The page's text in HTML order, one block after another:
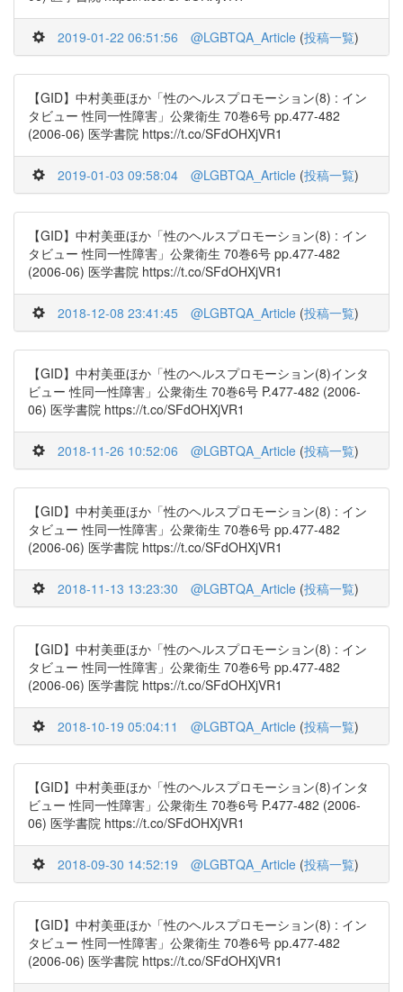
2019-01-22 06:51:56 @LGBTQA_Article (投稿一覧)
【GID】中村美亜ほか「性のヘルスプロモーション(8) : イン
タビュー 性同一性障害」公衆衛生 70巻6号 pp.477-482
(2006-06) 医学書院 https://t.co/SFdOHXjVR1
2019-01-03 09:58:04 @LGBTQA_Article (投稿一覧)
【GID】中村美亜ほか「性のヘルスプロモーション(8) : イン
タビュー 性同一性障害」公衆衛生 70巻6号 pp.477-482
(2006-06) 医学書院 https://t.co/SFdOHXjVR1
2018-12-08 23:41:45 @LGBTQA_Article (投稿一覧)
【GID】中村美亜ほか「性のヘルスプロモーション(8)インタ
ビュー 性同一性障害」公衆衛生 70巻6号 P.477-482 (2006-
06) 医学書院 https://t.co/SFdOHXjVR1
2018-11-26 10:52:06 @LGBTQA_Article (投稿一覧)
【GID】中村美亜ほか「性のヘルスプロモーション(8) : イン
タビュー 性同一性障害」公衆衛生 70巻6号 pp.477-482
(2006-06) 医学書院 https://t.co/SFdOHXjVR1
2018-11-13 13:23:30 @LGBTQA_Article (投稿一覧)
【GID】中村美亜ほか「性のヘルスプロモーション(8) : イン
タビュー 性同一性障害」公衆衛生 70巻6号 pp.477-482
(2006-06) 医学書院 https://t.co/SFdOHXjVR1
2018-10-19 05:04:11 @LGBTQA_Article (投稿一覧)
【GID】中村美亜ほか「性のヘルスプロモーション(8)インタ
ビュー 性同一性障害」公衆衛生 70巻6号 P.477-482 (2006-
06) 医学書院 https://t.co/SFdOHXjVR1
2018-09-30 14:52:19 @LGBTQA_Article (投稿一覧)
【GID】中村美亜ほか「性のヘルスプロモーション(8) : イン
タビュー 性同一性障害」公衆衛生 70巻6号 pp.477-482
(2006-06) 医学書院 https://t.co/SFdOHXjVR1